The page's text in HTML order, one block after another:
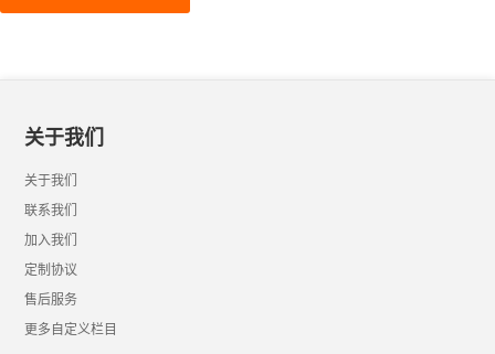
关于我们
关于我们
联系我们
加入我们
定制协议
售后服务
更多自定义栏目